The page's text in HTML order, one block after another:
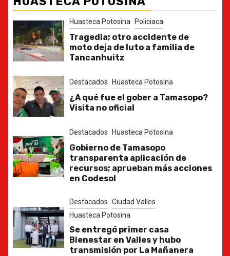
Huasteca Potosina Policiaca
Tragedia; otro accidente de
moto deja de luto a familia de
Tancanhuitz
Destacados Huasteca Potosina
¿A qué fue el gober a Tamasopo?
Visita no oficial
Destacados Huasteca Potosina
Gobierno de Tamasopo
transparenta aplicación de
recursos; aprueban más acciones
en Codesol
Destacados Ciudad Valles
Huasteca Potosina
Se entregó primer casa
Bienestar en Valles y hubo
transmisión por La Mañanera